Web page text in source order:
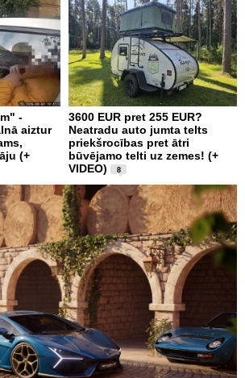
-
aiztur
(+
3600 EUR pret 255 EUR?
Neatradu auto jumta telts
priekšrocības pret ātri
būvējamo telti uz zemes! (+
VIDEO)
8